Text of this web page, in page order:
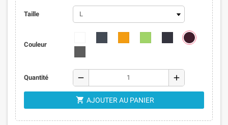
Taille
Couleur
Quantité remove add
 AJOUTER AU PANIER